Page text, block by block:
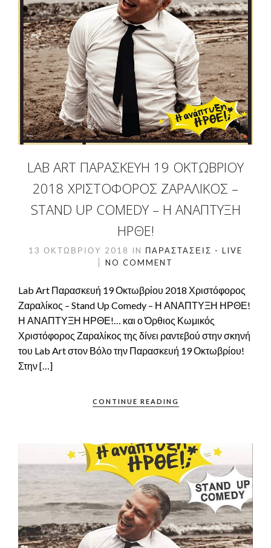
LAB ART ΠΑΡΑΣΚΕΥΉ 19 ΟΚΤΩΒΡΊΟΥ
2018 ΧΡΙΣΤΌΦΟΡΟΣ ΖΑΡΑΛΊΚΟΣ –
STAND UP COMEDY – Η ΑΝΑΠΤΥΞΗ
ΗΡΘΕ!
13 ΟΚΤΩΒΡΊΟΥ 2018 IN ΠΑΡΑΣΤΆΣΕΙΣ - LIVE
NO COMMENT
Lab Art Παρασκευή 19 Οκτωβρίου 2018 Χριστόφορος
Ζαραλίκος – Stand Up Comedy – Η ΑΝΑΠΤΥΞΗ ΗΡΘΕ!
Η ΑΝΑΠΤΥΞΗ ΗΡΘΕ!… και ο Όρθιος Κωμικός
Χριστόφορος Ζαραλίκος της δίνει ραντεβού στην σκηνή
του Lab Art στον Βόλο την Παρασκευή 19 Οκτωβρίου!
Στην […]
CONTINUE READING